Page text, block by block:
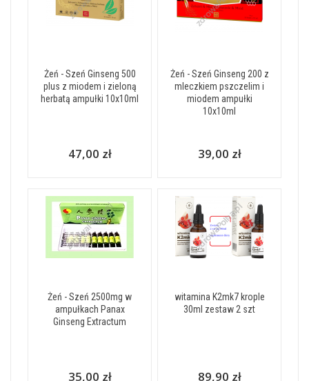
Żeń - Szeń Ginseng 500
plus z miodem i zieloną
herbatą ampułki 10x10ml
47,00 zł
Żeń - Szeń Ginseng 200 z
mleczkiem pszczelim i
miodem ampułki
10x10ml
39,00 zł
Żeń - Szeń 2500mg w
ampułkach Panax
Ginseng Extractum
35,00 zł
witamina K2mk7 krople
30ml zestaw 2 szt
89,90 zł